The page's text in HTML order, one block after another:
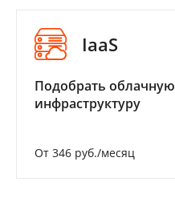
IaaS
Подобрать облачную
инфраструктуру
От 346 руб./месяц